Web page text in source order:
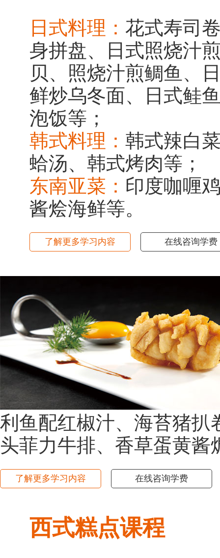
日式料理： 花式寿司
身拼盘、日式照烧汁
贝、照烧汁煎鲷鱼、
鲜炒乌冬面、日式鲑
泡饭等；
韩式料理： 韩式辣白
蛤汤、韩式烤肉等；
东南亚菜： 印度咖喱
酱烩海鲜等。
了解更多学习内容 在线咨询学费
利鱼配红椒汁、海苔猪扒
头菲力牛排、香草蛋黄酱
了解更多学习内容 在线咨询学费
西式糕点课程